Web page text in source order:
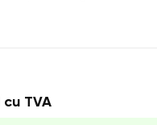
cu TVA